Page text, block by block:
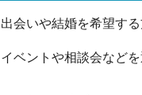
出会いや結婚を希望す
イベントや相談会など